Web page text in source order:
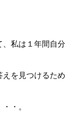
私は１年間自分
を見つけるため
・。